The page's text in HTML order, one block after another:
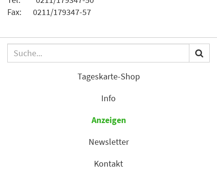
Fax: 0211/179347-57
Tageskarte-Shop
Info
Anzeigen
Newsletter
Kontakt